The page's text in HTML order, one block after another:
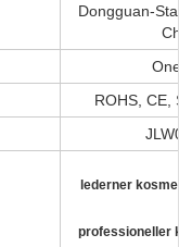
Dongguan-
ROHS, CE,
lederner
professioneller